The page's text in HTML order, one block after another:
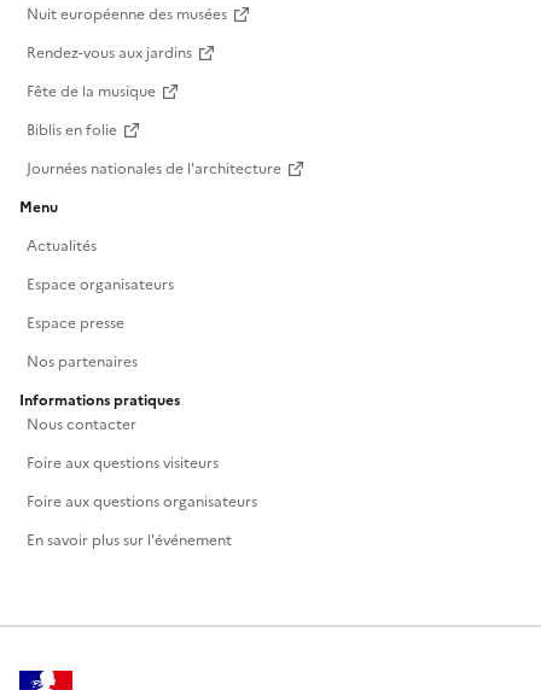
Nuit européenne des musées
Rendez-vous aux jardins
Fête de la musique
Biblis en folie
Journées nationales de l'architecture
Menu
Actualités
Espace organisateurs
Espace presse
Nos partenaires
Informations pratiques
Nous contacter
Foire aux questions visiteurs
Foire aux questions organisateurs
En savoir plus sur l'événement